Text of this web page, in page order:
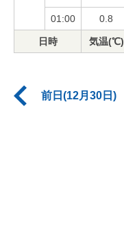
01:00 0.8
日時 気温(℃)
前日(12月30日)